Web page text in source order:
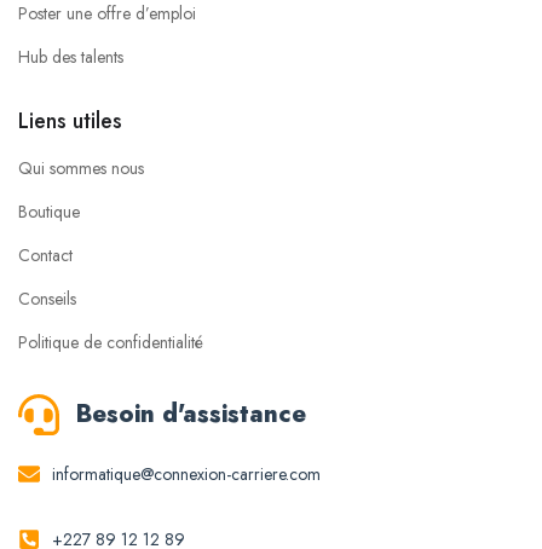
Poster une offre d’emploi
Hub des talents
Liens utiles
Qui sommes nous
Boutique
Contact
Conseils
Politique de confidentialité
Besoin d'assistance
informatique@connexion-carriere.com
+227 89 12 12 89